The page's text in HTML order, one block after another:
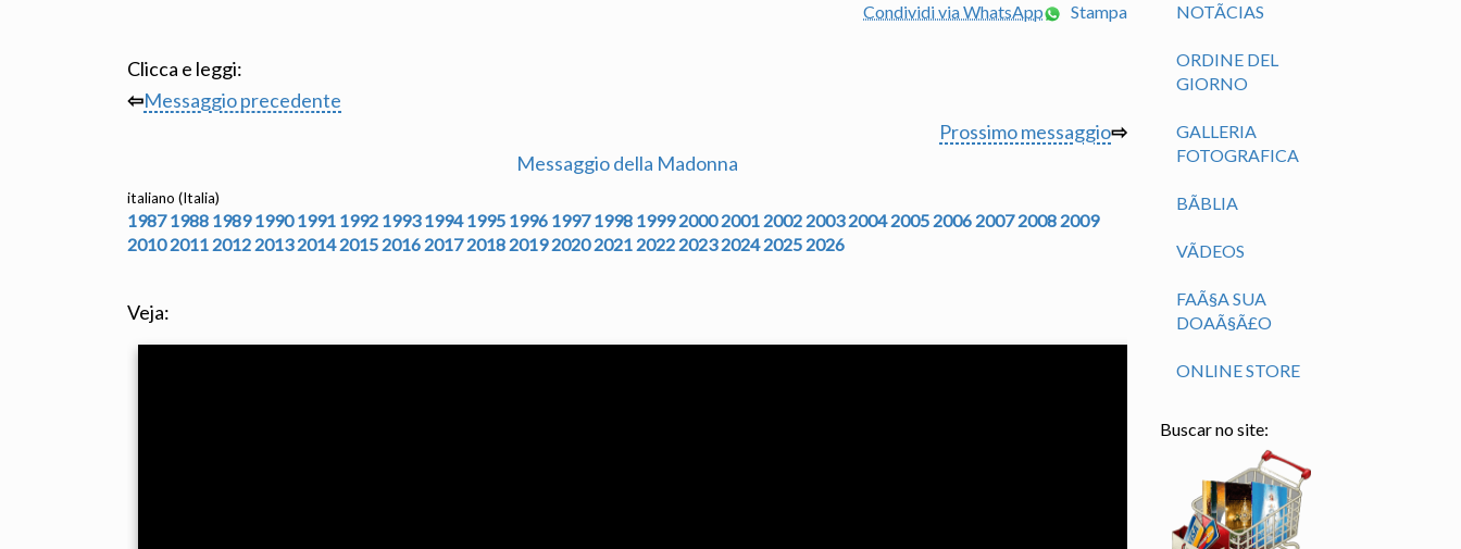
Condividi via WhatsApp
Stampa
Clicca e leggi:
⇦Messaggio precedente
Prossimo messaggio⇨
Messaggio della Madonna
italiano (Italia)
1987 1988 1989 1990 1991 1992 1993 1994 1995 1996 1997 1998 1999 2000 2001 2002 2003 2004 2005 2006 2007 2008 2009
2010 2011 2012 2013 2014 2015 2016 2017 2018 2019 2020 2021 2022 2023 2024 2025 2026
Veja:
NOTÃ­CIAS
ORDINE DEL
GIORNO
GALLERIA
FOTOGRAFICA
BÃ­BLIA
VÃ­DEOS
FAÃ§A SUA
DOAÃ§Ã£O
ONLINE STORE
Buscar no site: